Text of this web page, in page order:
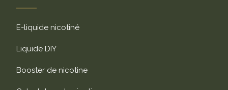
E-liquide nicotiné
Liquide DIY
Booster de nicotine